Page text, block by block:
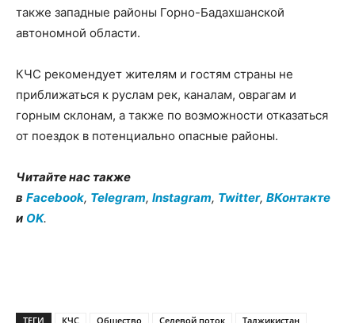
также западные районы Горно-Бадахшанской
автономной области.
КЧС рекомендует жителям и гостям страны не
приближаться к руслам рек, каналам, оврагам и
горным склонам, а также по возможности отказаться
от поездок в потенциально опасные районы.
Читайте нас также
в Facebook, Telegram, Instagram, Twitter, ВКонтакте
и OK.
ТЕГИ КЧС Общество Селевой поток Таджикистан